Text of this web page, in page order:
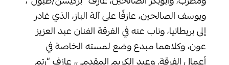
ويوسف الصالحين، عازفًا على آلة الباز، الذي غادر
إلى بريطانيا، وناب عنه في الفرقة الفنان عبد العزيز
عون، وكلاهما مبدع وضع لمسته الخاصة في